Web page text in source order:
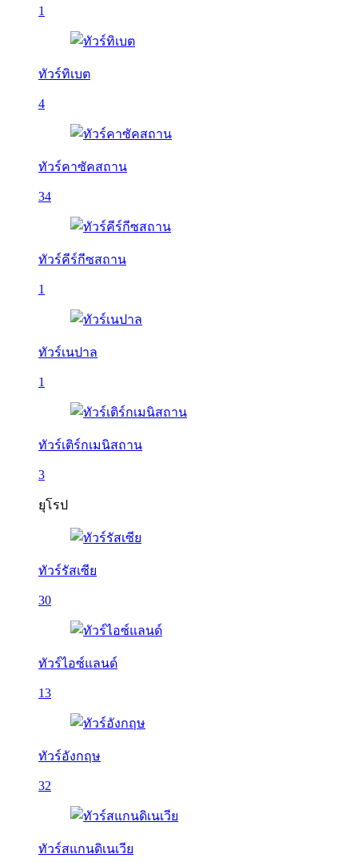
1
ทัวร์ทิเบต
4
ทัวร์คาซัคสถาน
34
ทัวร์คีร์กีซสถาน
1
ทัวร์เนปาล
1
ทัวร์เติร์กเมนิสถาน
3
ยุโรป
ทัวร์รัสเซีย
30
ทัวร์ไอซ์แลนด์
13
ทัวร์อังกฤษ
32
ทัวร์สแกนดิเนเวีย